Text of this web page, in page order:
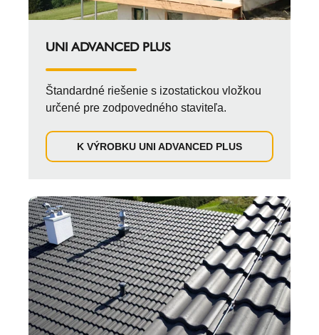
UNI ADVANCED PLUS
Štandardné riešenie s izostatickou vložkou
určené pre zodpovedného staviteľa.
K VÝROBKU UNI ADVANCED PLUS